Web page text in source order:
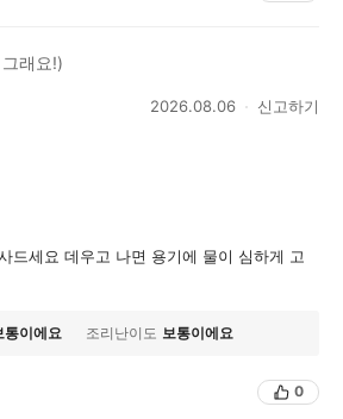
래요!)
2026.08.06 신고하기
드세요 데우고 나면 용기에 물이 심하게 고
통이에요 조리난이도 보통이에요
0